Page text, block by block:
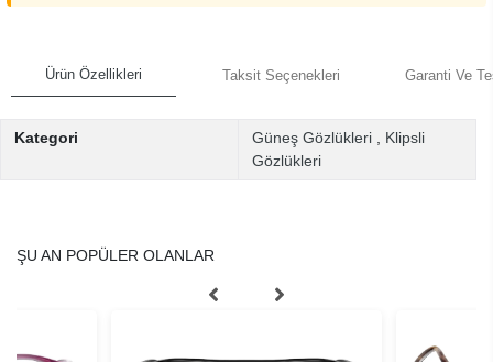
Ürün Özellikleri Taksit Seçenekleri Garanti Ve
Kategori Güneş Gözlükleri
Klipsli
Gözlükleri
ŞU AN POPÜLER OLANLAR